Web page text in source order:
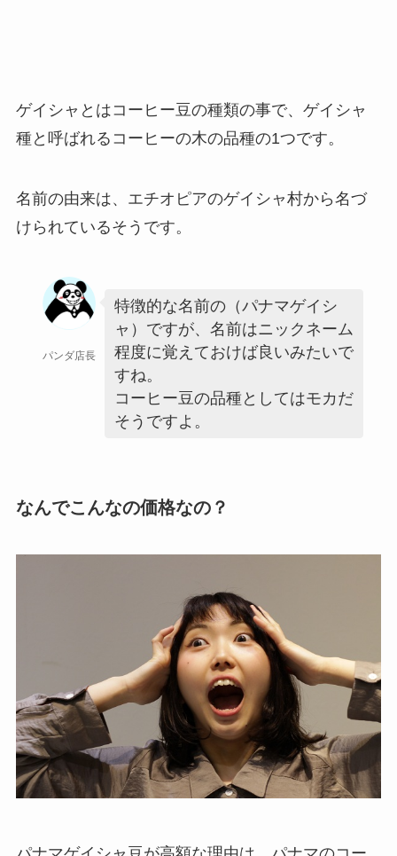
ゲイシャとはコーヒー豆の種類の事で、ゲイシャ
種と呼ばれるコーヒーの木の品種の1つです。
名前の由来は、エチオピアのゲイシャ村から名づ
けられているそうです。
パンダ店長
特徴的な名前の（パナマゲイシ
ャ）ですが、名前はニックネーム
程度に覚えておけば良いみたいで
すね。
コーヒー豆の品種としてはモカだ
そうですよ。
なんでこんなの価格なの？